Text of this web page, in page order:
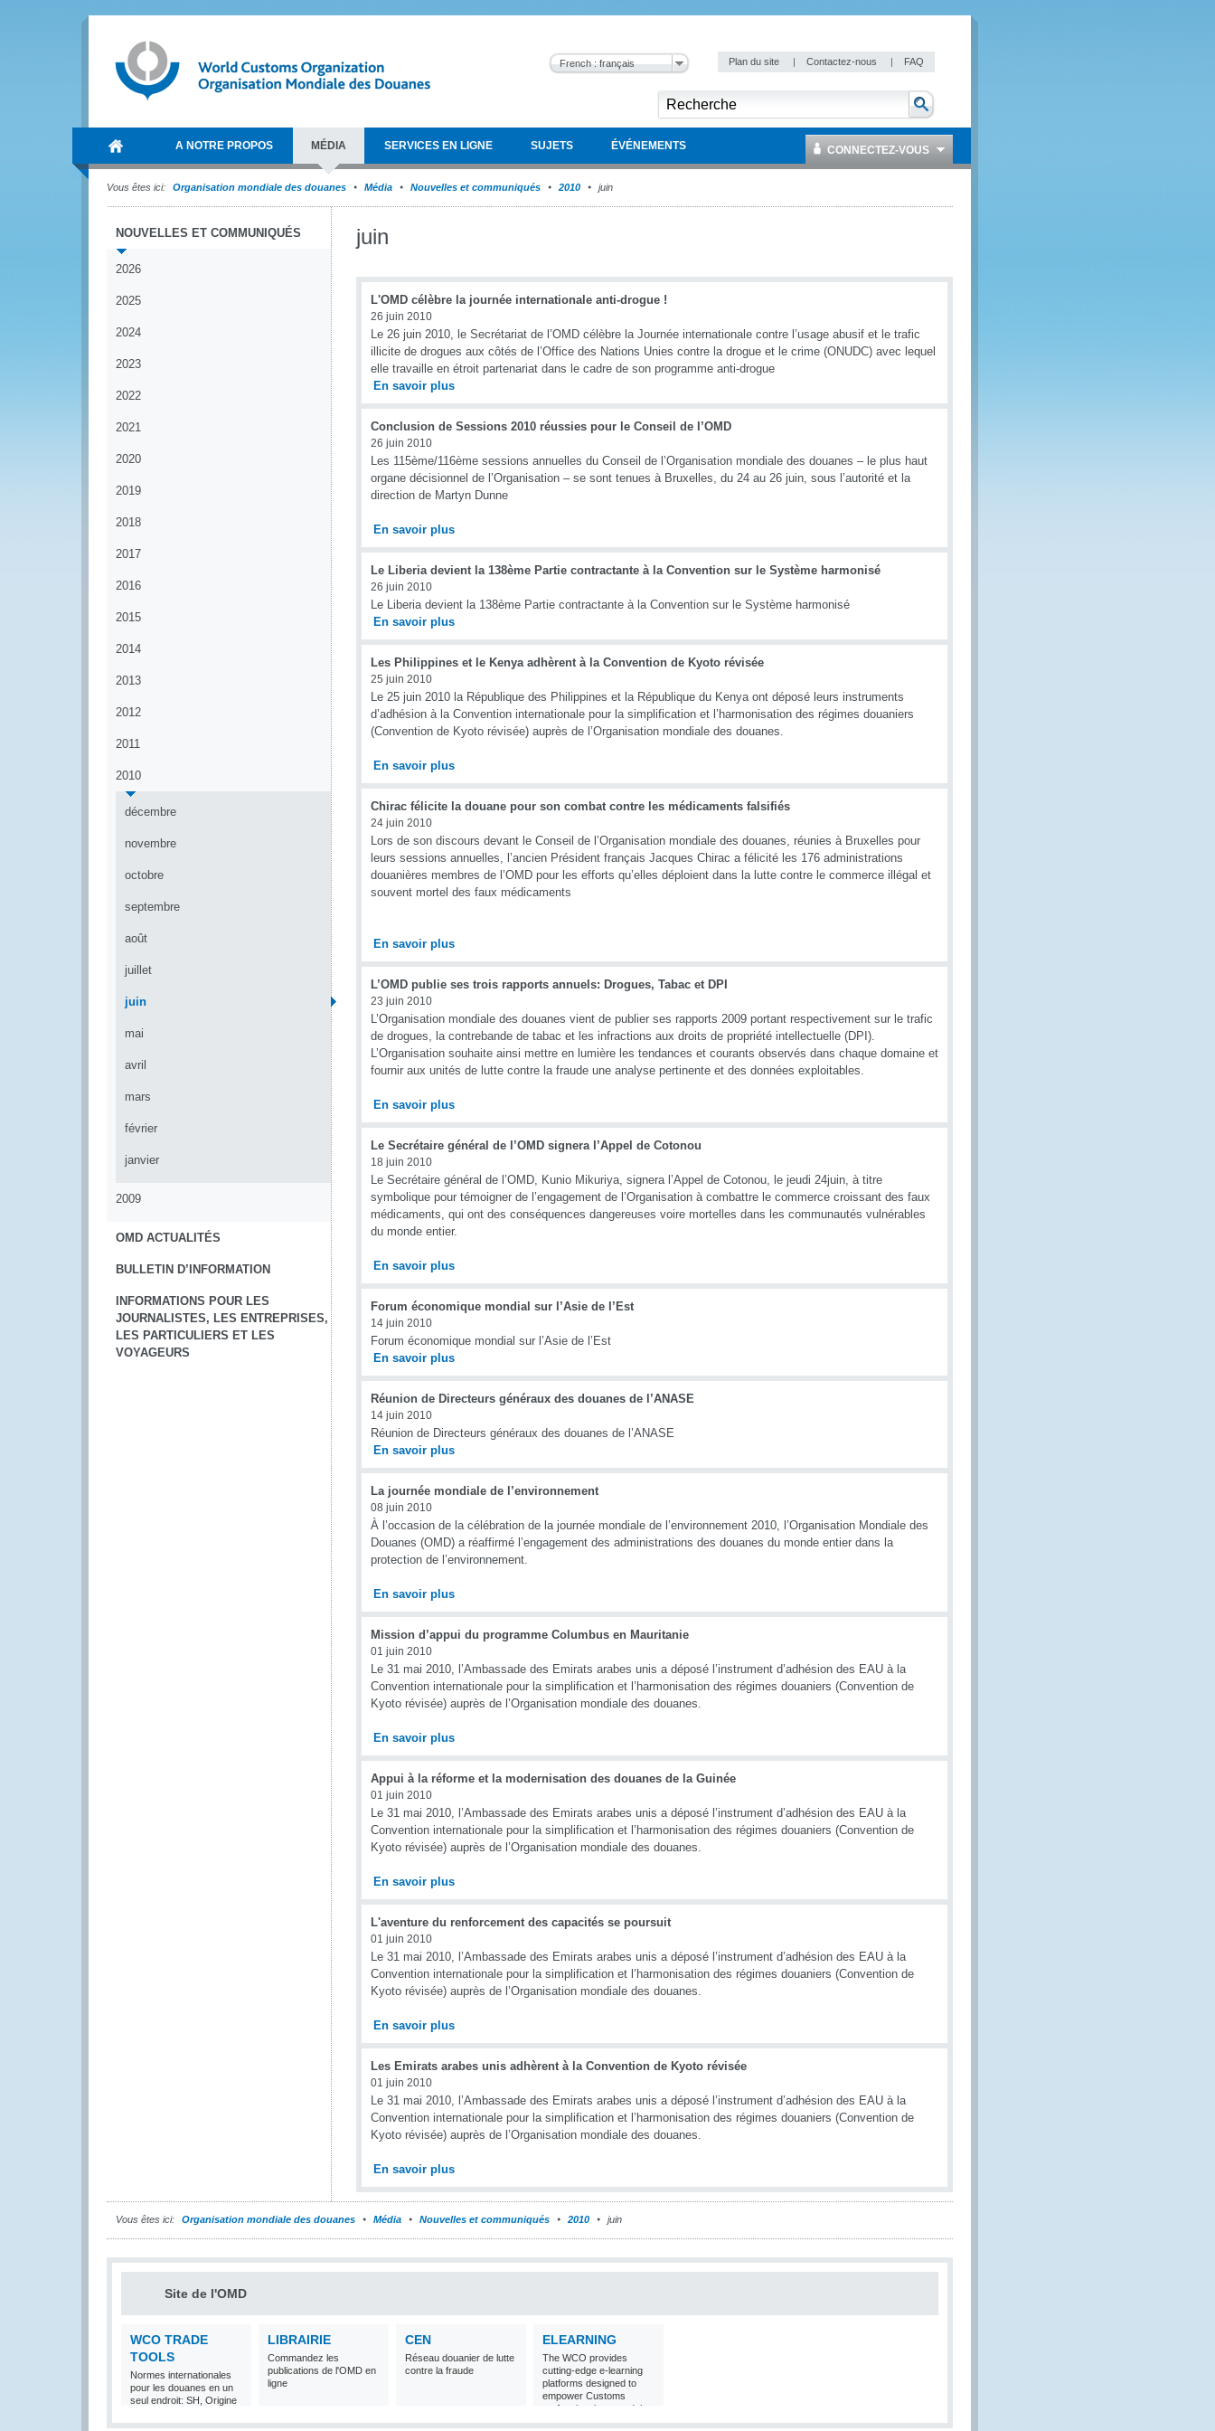
French : français Plan du site | Contactez-nous | FAQ
A NOTRE PROPOS MÉDIA SERVICES EN LIGNE SUJETS ÉVÉNEMENTS CONNECTEZ-VOUS
Vous êtes ici: Organisation mondiale des douanes Média Nouvelles et communiqués 2010 juin
NOUVELLES ET COMMUNIQUÉS
2026
2025
2024
2023
2022
2021
2020
2019
2018
2017
2016
2015
2014
2013
2012
2011
2010
décembre
novembre
octobre
septembre
août
juillet
juin
mai
avril
mars
février
janvier
2009
OMD ACTUALITÉS
BULLETIN D’INFORMATION
INFORMATIONS POUR LES
JOURNALISTES, LES ENTREPRISES,
LES PARTICULIERS ET LES
VOYAGEURS
juin
L'OMD célèbre la journée internationale anti-drogue !
26 juin 2010
Le 26 juin 2010, le Secrétariat de l’OMD célèbre la Journée internationale contre l’usage abusif et le trafic
illicite de drogues aux côtés de l’Office des Nations Unies contre la drogue et le crime (ONUDC) avec lequel
elle travaille en étroit partenariat dans le cadre de son programme anti-drogue
En savoir plus
Conclusion de Sessions 2010 réussies pour le Conseil de l’OMD
26 juin 2010
Les 115ème/116ème sessions annuelles du Conseil de l’Organisation mondiale des douanes – le plus haut
organe décisionnel de l’Organisation – se sont tenues à Bruxelles, du 24 au 26 juin, sous l’autorité et la
direction de Martyn Dunne
En savoir plus
Le Liberia devient la 138ème Partie contractante à la Convention sur le Système harmonisé
26 juin 2010
Le Liberia devient la 138ème Partie contractante à la Convention sur le Système harmonisé
En savoir plus
Les Philippines et le Kenya adhèrent à la Convention de Kyoto révisée
25 juin 2010
Le 25 juin 2010 la République des Philippines et la République du Kenya ont déposé leurs instruments
d’adhésion à la Convention internationale pour la simplification et l’harmonisation des régimes douaniers
(Convention de Kyoto révisée) auprès de l’Organisation mondiale des douanes.
En savoir plus
Chirac félicite la douane pour son combat contre les médicaments falsifiés
24 juin 2010
Lors de son discours devant le Conseil de l’Organisation mondiale des douanes, réunies à Bruxelles pour
leurs sessions annuelles, l’ancien Président français Jacques Chirac a félicité les 176 administrations
douanières membres de l’OMD pour les efforts qu’elles déploient dans la lutte contre le commerce illégal et
souvent mortel des faux médicaments
En savoir plus
L’OMD publie ses trois rapports annuels: Drogues, Tabac et DPI
23 juin 2010
L’Organisation mondiale des douanes vient de publier ses rapports 2009 portant respectivement sur le trafic
de drogues, la contrebande de tabac et les infractions aux droits de propriété intellectuelle (DPI).
L’Organisation souhaite ainsi mettre en lumière les tendances et courants observés dans chaque domaine et
fournir aux unités de lutte contre la fraude une analyse pertinente et des données exploitables.
En savoir plus
Le Secrétaire général de l’OMD signera l’Appel de Cotonou
18 juin 2010
Le Secrétaire général de l’OMD, Kunio Mikuriya, signera l’Appel de Cotonou, le jeudi 24juin, à titre
symbolique pour témoigner de l’engagement de l’Organisation à combattre le commerce croissant des faux
médicaments, qui ont des conséquences dangereuses voire mortelles dans les communautés vulnérables
du monde entier.
En savoir plus
Forum économique mondial sur l’Asie de l’Est
14 juin 2010
Forum économique mondial sur l’Asie de l’Est
En savoir plus
Réunion de Directeurs généraux des douanes de l’ANASE
14 juin 2010
Réunion de Directeurs généraux des douanes de l’ANASE
En savoir plus
La journée mondiale de l’environnement
08 juin 2010
À l’occasion de la célébration de la journée mondiale de l’environnement 2010, l’Organisation Mondiale des
Douanes (OMD) a réaffirmé l’engagement des administrations des douanes du monde entier dans la
protection de l’environnement.
En savoir plus
Mission d’appui du programme Columbus en Mauritanie
01 juin 2010
Le 31 mai 2010, l’Ambassade des Emirats arabes unis a déposé l’instrument d’adhésion des EAU à la
Convention internationale pour la simplification et l’harmonisation des régimes douaniers (Convention de
Kyoto révisée) auprès de l’Organisation mondiale des douanes.
En savoir plus
Appui à la réforme et la modernisation des douanes de la Guinée
01 juin 2010
Le 31 mai 2010, l’Ambassade des Emirats arabes unis a déposé l’instrument d’adhésion des EAU à la
Convention internationale pour la simplification et l’harmonisation des régimes douaniers (Convention de
Kyoto révisée) auprès de l’Organisation mondiale des douanes.
En savoir plus
L'aventure du renforcement des capacités se poursuit
01 juin 2010
Le 31 mai 2010, l’Ambassade des Emirats arabes unis a déposé l’instrument d’adhésion des EAU à la
Convention internationale pour la simplification et l’harmonisation des régimes douaniers (Convention de
Kyoto révisée) auprès de l’Organisation mondiale des douanes.
En savoir plus
Les Emirats arabes unis adhèrent à la Convention de Kyoto révisée
01 juin 2010
Le 31 mai 2010, l’Ambassade des Emirats arabes unis a déposé l’instrument d’adhésion des EAU à la
Convention internationale pour la simplification et l’harmonisation des régimes douaniers (Convention de
Kyoto révisée) auprès de l’Organisation mondiale des douanes.
En savoir plus
Vous êtes ici: Organisation mondiale des douanes Média Nouvelles et communiqués 2010 juin
Site de l'OMD
WCO TRADE
TOOLS
Normes internationales
pour les douanes en un
seul endroit: SH, Origine
LIBRAIRIE
Commandez les
publications de l'OMD en
ligne
CEN
Réseau douanier de lutte
contre la fraude
ELEARNING
The WCO provides
cutting-edge e-learning
platforms designed to
empower Customs
professionals around the
world with